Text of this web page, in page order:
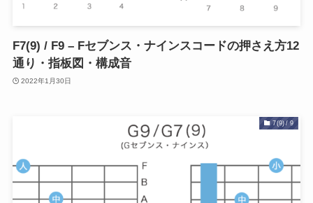
F7(9) / F9 – Fセブンス・ナインスコードの押さえ方12
通り・指板図・構成音
2022年1月30日
7(9) / 9